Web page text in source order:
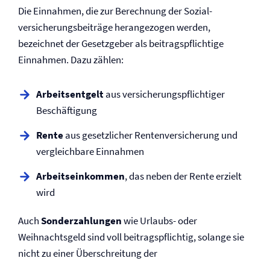
Die Einnahmen, die zur Berechnung der Sozial­
versicherungsbeiträge herangezogen werden,
bezeichnet der Gesetzgeber als beitragspflichtige
Einnahmen. Dazu zählen:
Arbeitsentgeltaus ­versicherungspflichtiger
Beschäftigung
Renteaus gesetzlicher Renten­versicherung und
vergleichbare Einnahmen
Arbeitseinkommen, das neben der Rente erzielt
wird
AuchSonderzahlungenwie Urlaubs- oder
Weihnachtsgeld sind voll beitragspflichtig, solange sie
nicht zu einer Überschreitung der